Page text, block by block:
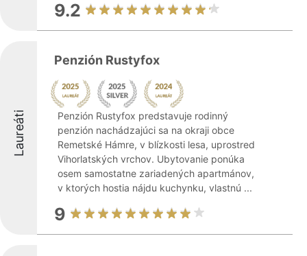
9.2
Laureáti
Penzión Rustyfox
Penzión Rustyfox predstavuje rodinný
penzión nachádzajúci sa na okraji obce
Remetské Hámre, v blízkosti lesa, uprostred
Vihorlatských vrchov. Ubytovanie ponúka
osem samostatne zariadených apartmánov,
v ktorých hostia nájdu kuchynku, vlastnú ...
9